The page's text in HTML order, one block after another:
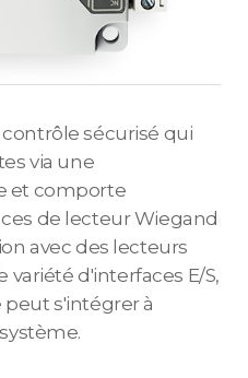
sécurisé qui
via une
et comporte
de lecteur Wiegand
avec des lecteurs
variété d'interfaces E/S,
s'intégrer à